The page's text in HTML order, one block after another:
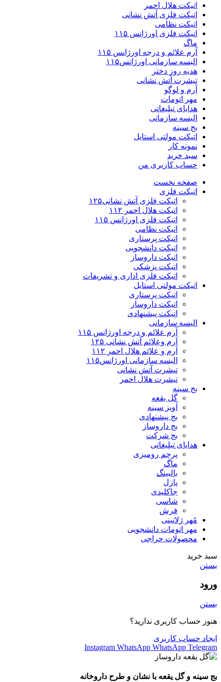
اتیکت هلال احمر
اتیکت فلزی آتش نشانی
اتیکت نظامی
اتیکت فلزی اورژانس ۱۱۵
ماگ
آرم علائم و درجه اورژانس ۱۱۵
البسه سازمانی اورژانس۱۱۵
هدیه روز دختر
تیشرت آتش نشانی
آرم و لوگو
مهر اتومات
هدایای تبلیغاتی
البسه سازمانی
بج سینه
اتیکت مولتی استایل
نمونه کار
سبد خرید
حساب کاربری من
صفحه نخست
اتیکت فلزی
اتیکت فلزی آتش نشانی۱۲۵
اتیکت هلال احمر ۱۱۲
اتیکت فلزی اورژانس ۱۱۵
اتیکت نظامی
اتیکت پرستاری
اتیکت دانشجویی
اتیکت داروساز
اتیکت پزشکی
اتیکت فلزی اداری و تشریفات
اتیکت مولتی استایل
اتیکت پرستاری
اتیکت داروساز
اتیکت پیشنهادی
البسه سازمانی
آرم علائم و درجه اورژانس ۱۱۵
آرم وعلائم آتش نشانی ۱۲۵
آرم و علائم هلال احمر ۱۱۲
البسه سازمانی اورژانس۱۱۵
تیشرت آتش نشانی
تیشرت هلال احمر
بج سینه
گل یقعه
آویز سینه
بج پیشنهادی
بج داروساز
بج شرکت
هدایای تبلیغاتی
پرچم رومیزی
ماگ
بالبینگ
پازل
جاکلیدی
شاسی
فرش
مًهر ژلاتینی
مهر اتومات دانشجویی
محصولات حراجی
سبد خرید
بستن
ورود
بستن
هنوز حساب کاربری ندارید؟
ایجاد حساب کاربری
Instagram WhatsApp WhatsApp Telegram
بج سینه و گل یقعه با نشان و طرح داروخانه